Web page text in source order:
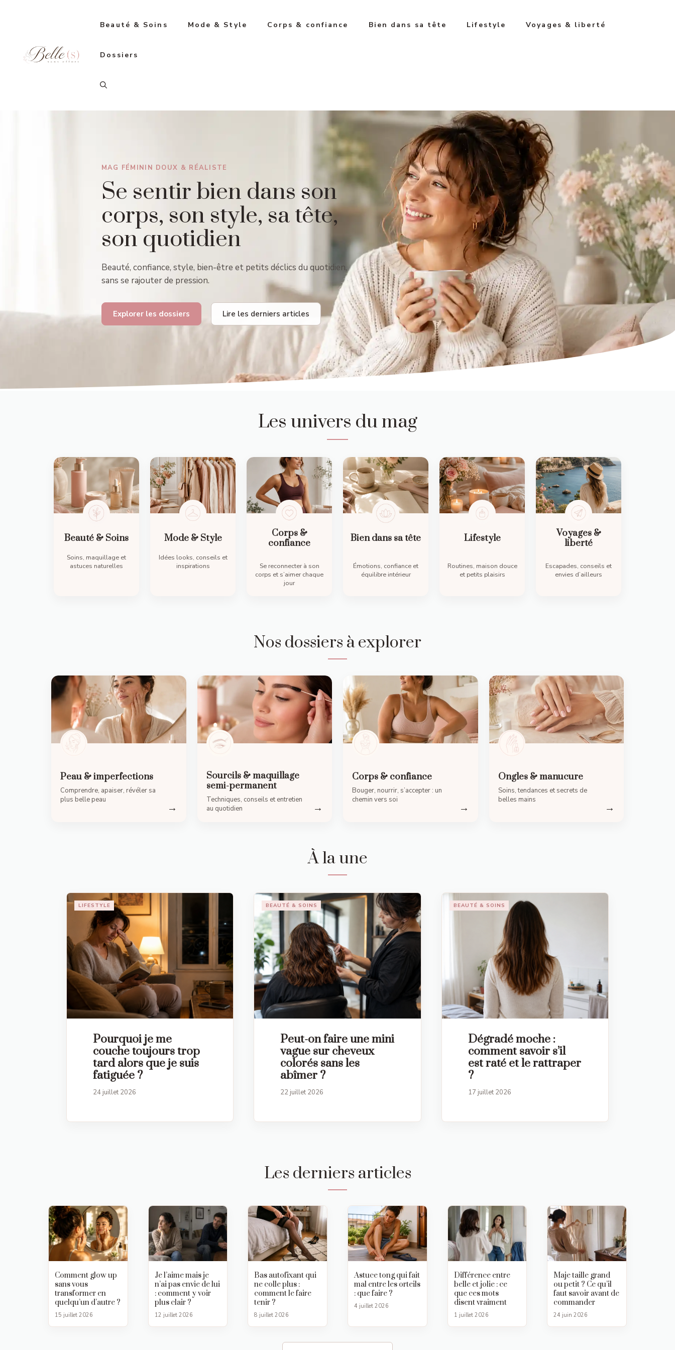
Beauté & Soins Mode & Style Corps & confiance Bien dans sa tête Lifestyle Voyages & liberté
Dossiers
MAG FÉMININ DOUX & RÉALISTE
Se sentir bien dans son
corps, son style, sa tête,
son quotidien
Beauté, confiance, style, bien-être et petits déclics du quotidien,
sans se rajouter de pression.
Explorer les dossiers Lire les derniers articles
Les univers du mag
Beauté & Soins
Soins, maquillage et
astuces naturelles
Mode & Style
Idées looks, conseils et
inspirations
Corps &
confiance
Se reconnecter à son
corps et s’aimer chaque
jour
Bien dans sa tête
Émotions, confiance et
équilibre intérieur
Lifestyle
Routines, maison douce
et petits plaisirs
Voyages &
liberté
Escapades, conseils et
envies d’ailleurs
Nos dossiers à explorer
Peau & imperfections
Comprendre, apaiser, révéler sa
plus belle peau
→
Sourcils & maquillage
semi-permanent
Techniques, conseils et entretien
au quotidien
→
Corps & confiance
Bouger, nourrir, s’accepter : un
chemin vers soi
→
Ongles & manucure
Soins, tendances et secrets de
belles mains
→
À la une
LIFESTYLE
Pourquoi je me
couche toujours trop
tard alors que je suis
fatiguée ?
24 juillet 2026
BEAUTÉ & SOINS
Peut-on faire une mini
vague sur cheveux
colorés sans les
abîmer ?
22 juillet 2026
BEAUTÉ & SOINS
Dégradé moche :
comment savoir s’il
est raté et le rattraper
?
17 juillet 2026
Les derniers articles
Comment glow up
sans vous
transformer en
quelqu’un d’autre ?
15 juillet 2026
Je l’aime mais je
n’ai pas envie de lui
: comment y voir
plus clair ?
12 juillet 2026
Bas autofixant qui
ne colle plus :
comment le faire
tenir ?
8 juillet 2026
Astuce tong qui fait
mal entre les orteils
: que faire ?
4 juillet 2026
Différence entre
belle et jolie : ce
que ces mots
disent vraiment
1 juillet 2026
Maje taille grand
ou petit ? Ce qu’il
faut savoir avant de
commander
24 juin 2026